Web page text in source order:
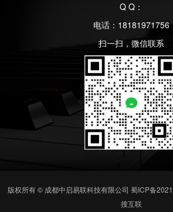
Q Q：
电话：18181971756
扫一扫，微信联系
版权所有 © 成都中启易联科技有限公司 蜀ICP备
搜互联